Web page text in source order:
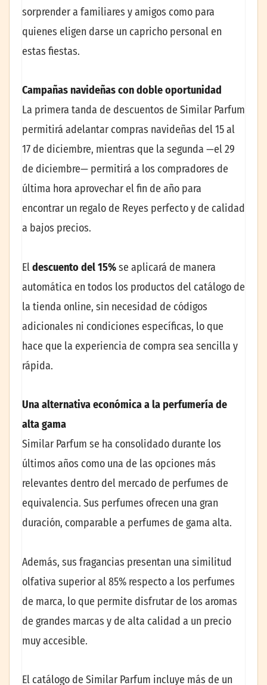
sorprender a familiares y amigos como para
quienes eligen darse un capricho personal en
estas fiestas.
Campañas navideñas con doble oportunidad
La primera tanda de descuentos de Similar Parfum
permitirá adelantar compras navideñas del 15 al
17 de diciembre, mientras que la segunda —el 29
de diciembre— permitirá a los compradores de
última hora aprovechar el fin de año para
encontrar un regalo de Reyes perfecto y de calidad
a bajos precios.
Eldescuento del 15%se aplicará de manera
automática en todos los productos del catálogo de
la tienda online, sin necesidad de códigos
adicionales ni condiciones específicas, lo que
hace que la experiencia de compra sea sencilla y
rápida.
Una alternativa económica a la perfumería de
alta gama
Similar Parfum se ha consolidado durante los
últimos años como una de las opciones más
relevantes dentro del mercado de perfumes de
equivalencia. Sus perfumes ofrecen una gran
duración, comparable a perfumes de gama alta.
Además, sus fragancias presentan una similitud
olfativa superior al 85% respecto a los perfumes
de marca, lo que permite disfrutar de los aromas
de grandes marcas y de alta calidad a un precio
muy accesible.
El catálogo de Similar Parfum incluye más de un